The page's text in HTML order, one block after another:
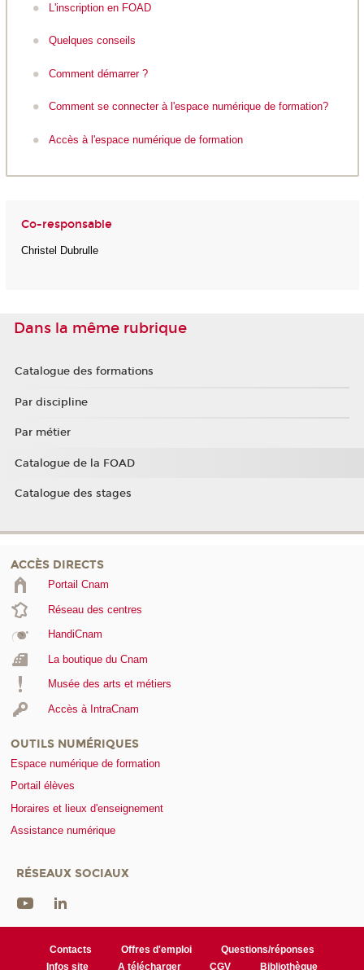
L'inscription en FOAD
Quelques conseils
Comment démarrer ?
Comment se connecter à l'espace numérique de formation?
Accès à l'espace numérique de formation
Co-responsable
Christel Dubrulle
Dans la même rubrique
Catalogue des formations
Par discipline
Par métier
Catalogue de la FOAD
Catalogue des stages
ACCÈS DIRECTS
Portail Cnam
Réseau des centres
HandiCnam
La boutique du Cnam
Musée des arts et métiers
Accès à IntraCnam
OUTILS NUMÉRIQUES
Espace numérique de formation
Portail élèves
Horaires et lieux d'enseignement
Assistance numérique
RÉSEAUX SOCIAUX
Contacts Offres d'emploi
Questions/réponses
Infos site
A télécharger CGV Bibliothèque